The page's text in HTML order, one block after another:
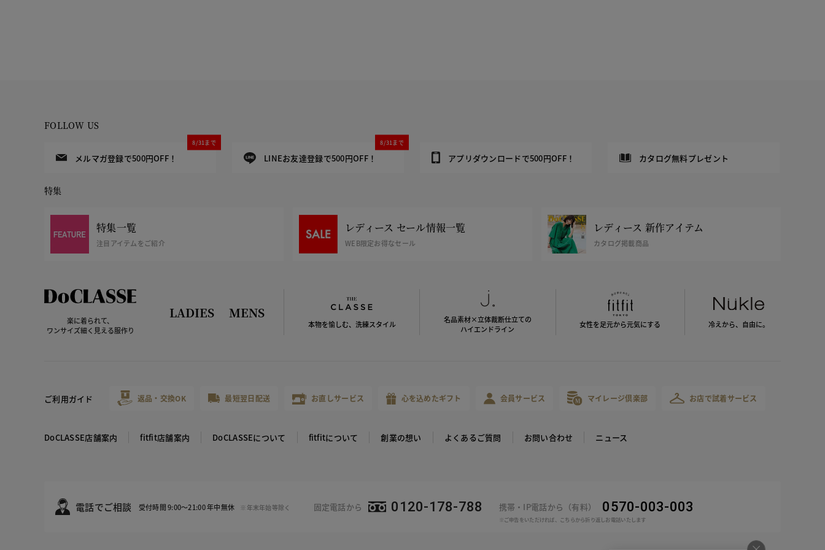
FOLLOW US
メルマガ登録で500円OFF！
8/31まで
LINEお友達登録で500円OFF！
8/31まで
アプリダウンロードで500円OFF！ カタログ無料プレゼント
特集
特集一覧
注目アイテムをご紹介
レディース セール情報一覧
WEB限定お得なセール
レディース 新作アイテム
カタログ掲載商品
楽に着られて、
ワンサイズ細く見える服作り
LADIES MENS
本物を愉しむ、洗練スタイル
名品素材×立体裁断仕立ての
ハイエンドライン
女性を足元から元気にする 冷えから、 自由に。
ご利用ガイド 返品・交換OK 最短翌日配送 お直しサービス 心を込めたギフト 会員サービス マイレージ倶楽部 お店で試着サービス
DoCLASSE店舗案内 fitfit店舗案内 DoCLASSEについて fitfitについて 創業の想い よくあるご質問 お問い合わせ ニュース
電話でご相談 受付時間 9:00～21:00 年中無休 ※年末年始等除く 固定電話から 0120-178-788 携帯・IP電話から（有料） 0570-003-003
※ご申告をいただければ、こちらから折り返しお電話いたします